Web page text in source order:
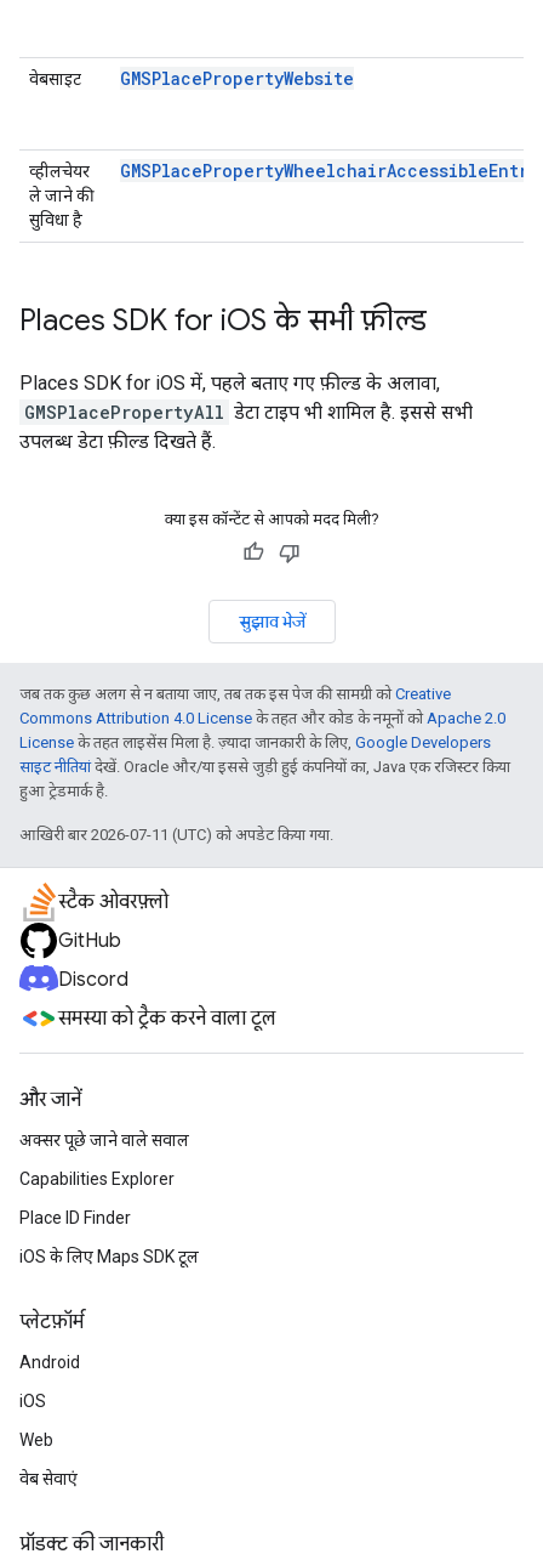
वेबसाइट GMSPlacePropertyWebsite
व्हीलचेयर
ले जाने की
सुविधा है
Places SDK for iOS के सभी फ़ील्ड
Places SDK for iOS में, पहले बताए गए फ़ील्ड के अलावा,
GMSPlacePropertyAll डेटा टाइप भी शामिल है. इससे सभी
उपलब्ध डेटा फ़ील्ड दिखते हैं.
क्या इस कॉन्टेंट से आपको मदद मिली?
सुझाव भेजें
जब तक कुछ अलग से न बताया जाए, तब तक इस पेज की सामग्री कोCreative
Commons Attribution 4.0 License के तहत और कोड के नमूनों कोApache 2.0
License के तहत लाइसेंस मिला है. ज़्यादा जानकारी के लिए, Google Developers
साइट नीतियांदेखें. Oracle और/या इससे जुड़ी हुई कंपनियों का, Java एक रजिस्टर किया
हुआ ट्रेडमार्क है.
आखिरी बार 2026-07-11 (UTC) को अपडेट किया गया.
स्टैक ओवरफ़्लो
GitHub
Discord
समस्या को ट्रैक करने वाला टूल
और जानें
अक्सर पूछे जाने वाले सवाल
Capabilities Explorer
Place ID Finder
iOS के लिए Maps SDK टूल
प्‍लेटफ़ॉर्म
Android
iOS
Web
वेब सेवाएं
प्रॉडक्ट की जानकारी